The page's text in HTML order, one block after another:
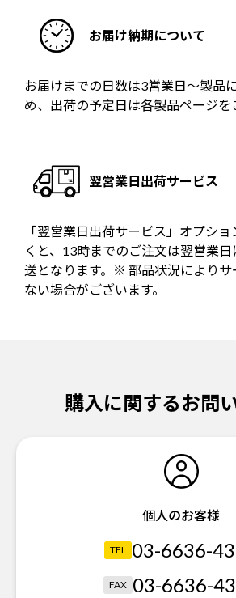
お届け納期について
お届けまでの日数は3営業日～製品
め、出荷の予定日は各製品ページを
翌営業日出荷サービス
「翌営業日出荷サービス」オプシ
くと、13時までのご注文は翌営業
送となります。※ 部品状況によりサ
ない場合がございます。
購入に関するお問
個人のお客様
TEL 03-6636-
FAX 03-6636-